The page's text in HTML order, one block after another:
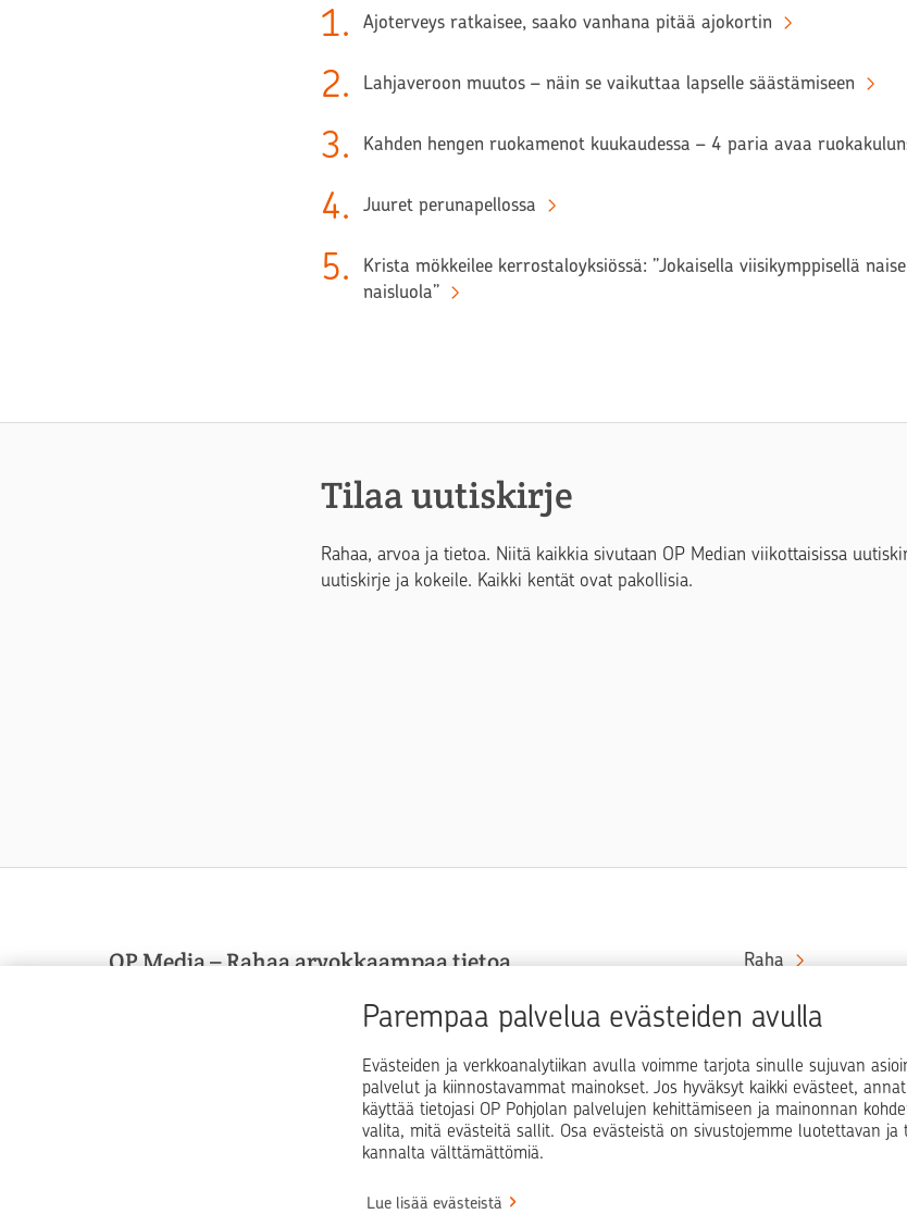
Parempaa palvelua evästeiden avulla
Evästeiden ja verkkoanalytiikan avulla voimme tarjota sinulle sujuvan
palvelut ja kiinnostavammat mainokset. Jos hyväksyt kaikki evästeet,
käyttää tietojasi OP Pohjolan palvelujen kehittämiseen ja mainonnan
valita, mitä evästeitä sallit. Osa evästeistä on sivustojemme luotettavan
kannalta välttämättömiä.
Lue lisää evästeistä
1. Ajoterveys ratkaisee, saako vanhana pitää ajokortin
2. Lahjaveroon muutos – näin se vaikuttaa lapselle säästämiseen
3. Kahden hengen ruokamenot kuukaudessa – 4 paria avaa
4. Juuret perunapellossa
5.
Krista mökkeilee kerrostaloyksiössä: ”Jokaisella viisikymppisellä
naisluola”
Tilaa uutiskirje
Rahaa, arvoa ja tietoa. Niitä kaikkia sivutaan OP Median viikottaisissa
uutiskirje ja kokeile. Kaikki kentät ovat pakollisia.
OP Media – Rahaa arvokkaampaa tietoa
OP Media on OP Pohjolan asiakasmedia, josta saat rahaa
arvokkaampaa tietoa arkeen, elämän käännekohtiin ja
Raha
Yrityselämä
Blogit ja